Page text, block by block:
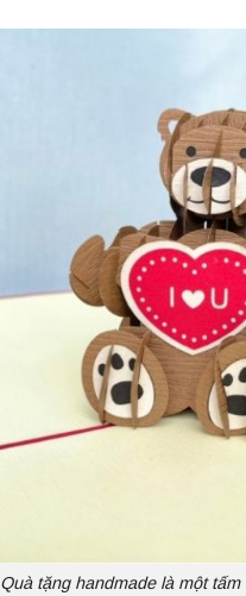
Quà tặng handmade là một tấm